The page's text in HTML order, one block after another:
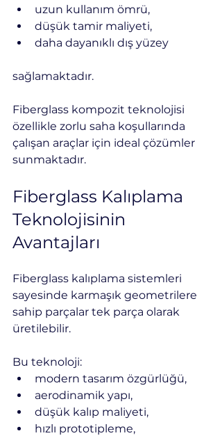
uzun kullanım ömrü,
düşük tamir maliyeti,
daha dayanıklı dış yüzey
sağlamaktadır.
Fiberglass kompozit teknolojisi
özellikle zorlu saha koşullarında
çalışan araçlar için ideal çözümler
sunmaktadır.
Fiberglass Kalıplama
Teknolojisinin
Avantajları
Fiberglass kalıplama sistemleri
sayesinde karmaşık geometrilere
sahip parçalar tek parça olarak
üretilebilir.
Bu teknoloji:
modern tasarım özgürlüğü,
aerodinamik yapı,
düşük kalıp maliyeti,
hızlı prototipleme,